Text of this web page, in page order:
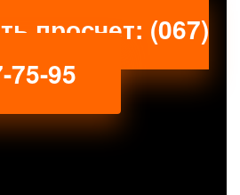
просчет: (067)
75-95